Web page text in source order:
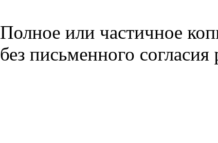
Полное или частичное
без письменного